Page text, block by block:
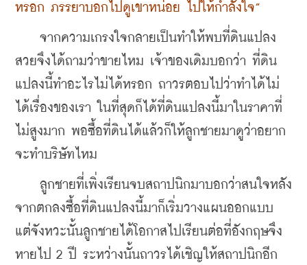
หรอก ภรรยาบอกไปดูเขาหน่อย ไปให้กำลังใจ”
จากความเกรงใจกลายเป็นทำให้พบที่ดินแปลง
สวยจึงได้ถามว่าขายไหม เจ้าของเดิมบอกว่า ที่ดิน
แปลงนี้ทำอะไรไม่ได้หรอก ถาวรตอบไปว่าทำได้ไม่
ได้เรื่องของเรา ในที่สุดก็ได้ที่ดินแปลงนี้มาในราคาที่
ไม่สูงมาก พอซื้อที่ดินได้แล้วก็ให้ลูกชายมาดูว่าอยาก
จะทำบริษัทไหม
ลูกชายที่เพิ่งเรียนจบสถาปนิกมาบอกว่าสนใจหลัง
จากตกลงซื้อที่ดินแปลงนี้มาก็เริ่มวางแผนออกแบบ
แต่จังหวะนั้นลูกชายได้โอกาสไปเรียนต่อที่อังกฤษจึง
หายไป 2 ปี ระหว่างนั้นถาวรได้เชิญให้สถาปนิกอีก